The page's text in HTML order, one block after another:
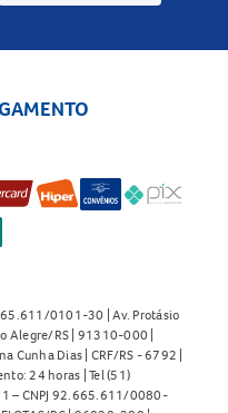
0101-30 | Av. Protásio
Alegre/RS | 91310-000 |
Cunha Dias | CRF/RS - 6792 |
24 horas | Tel (51)
– CNPJ 92.665.611/0080-